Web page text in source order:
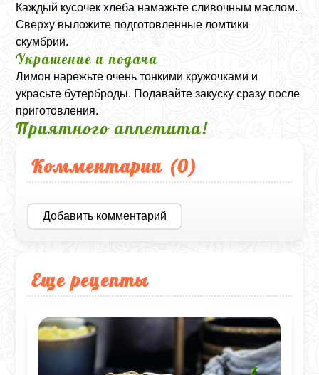
Каждый кусочек хлеба намажьте сливочным маслом.
Сверху выложите подготовленные ломтики
скумбрии.
Украшение и подача
Лимон нарежьте очень тонкими кружочками и
украсьте бутерброды. Подавайте закуску сразу после
приготовления.
Приятного аппетита!
Комментарии (0)
Добавить комментарий
Еще рецепты